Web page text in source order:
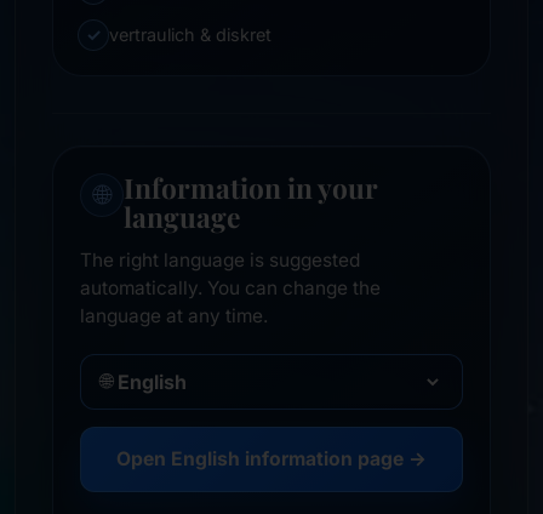
✓ vertraulich & diskret
🌐 Information in your
language
The right language is suggested
automatically. You can change the
language at any time.
🌐
Open English information page →